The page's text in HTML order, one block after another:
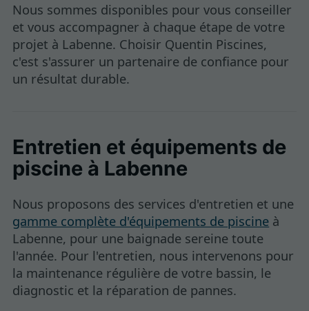
Nous sommes disponibles pour vous conseiller
et vous accompagner à chaque étape de votre
projet à Labenne. Choisir Quentin Piscines,
c'est s'assurer un partenaire de confiance pour
un résultat durable.
Entretien et équipements de
piscine à Labenne
Nous proposons des services d'entretien et une
gamme complète d'équipements de piscine à
Labenne, pour une baignade sereine toute
l'année. Pour l'entretien, nous intervenons pour
la maintenance régulière de votre bassin, le
diagnostic et la réparation de pannes.